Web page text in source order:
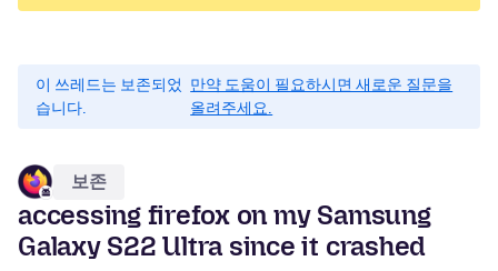
이 쓰레드는 보존되었
습니다.
만약 도움이 필요하시면 새로운 질문을
올려주세요.
보존
accessing firefox on my Samsung
Galaxy S22 Ultra since it crashed